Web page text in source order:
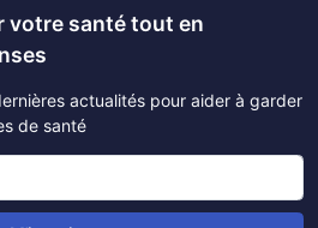
votre santé tout en
actualités pour aider à garder
de santé